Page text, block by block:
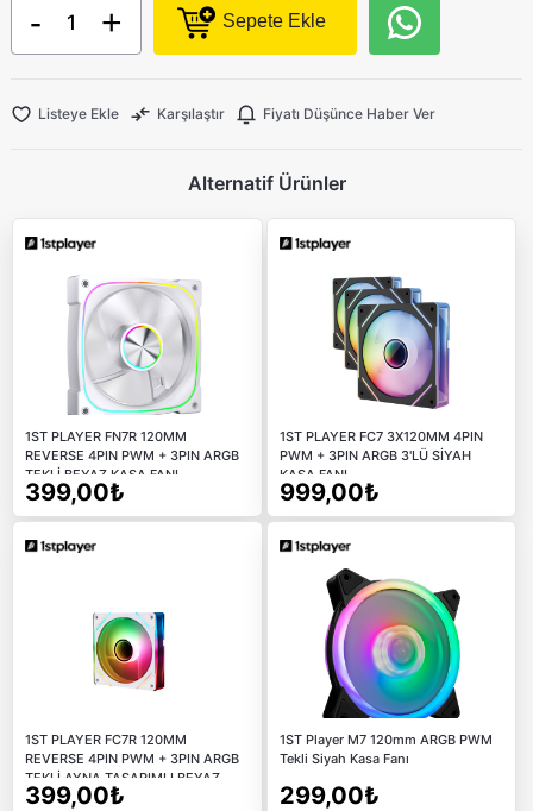
- + Sepete Ekle
Listeye Ekle Karşılaştır Fiyatı Düşünce Haber Ver
Alternatif Ürünler
1ST PLAYER FN7R 120MM
REVERSE 4PIN PWM + 3PIN ARGB
TEKLİ BEYAZ KASA FANI
399,00₺
1ST PLAYER FC7 3X120MM 4PIN
PWM + 3PIN ARGB 3'LÜ SİYAH
KASA FANI
999,00₺
1ST PLAYER FC7R 120MM
REVERSE 4PIN PWM + 3PIN ARGB
TEKLİ AYNA TASARIMLI BEYAZ
KASA FANI
399,00₺
1ST Player M7 120mm ARGB PWM
Tekli Siyah Kasa Fanı
299,00₺